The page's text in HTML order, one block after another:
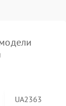
UA2363